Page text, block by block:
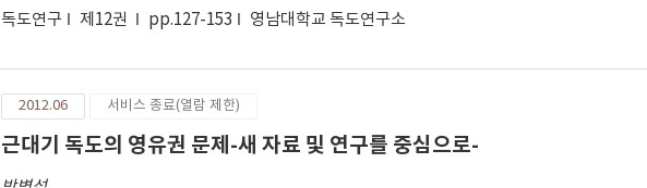
독도연구 제12권 pp.127-153 영남대학교 독도연구소
2012.06 서비스 종료(열람 제한)
근대기 독도의 영유권 문제-새 자료 및 연구를 중심으로-